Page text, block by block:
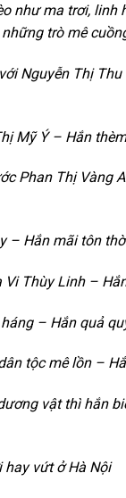
như ma trơi, linh
trò mê
Nguyễn Thị
Mỹ Ý – Hắn
Phan Thị Vàng
– Hắn mãi tôn
Vi Thùy Linh –
– Hắn quả
tộc mê lồn –
vật thì hắn
vứt ở Hà Nội